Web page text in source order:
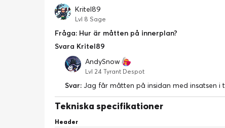
Kritel89
Lvl 8 Sage
Fråga: Hur är måtten på innerplan?
Svara Kritel89
AndySnow
Lvl 24 Tyrant Despot
Svar: Jag får måtten på insidan med insatsen i
Tekniska specifikationer
Header